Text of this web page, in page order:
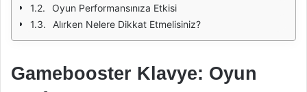
Oyun Performansınıza Etkisi
Alırken Nelere Dikkat Etmelisiniz?
Gamebooster Klavye: Oyun